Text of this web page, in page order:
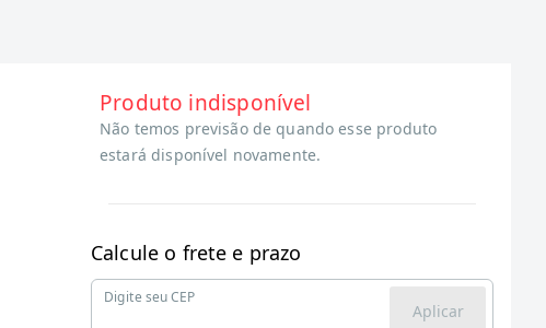
Produto indisponível
Não temos previsão de quando esse produto
estará disponível novamente.
Calcule o frete e prazo
Digite seu CEP
Aplicar